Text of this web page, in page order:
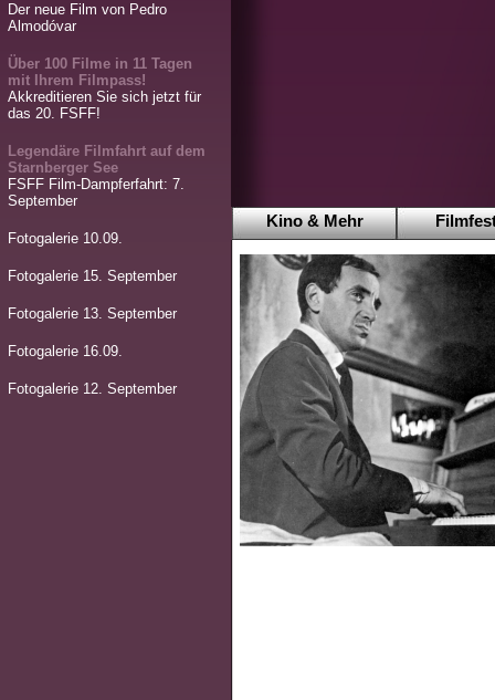
Der neue Film von Pedro
Almodóvar
Über 100 Filme in 11 Tagen
mit Ihrem Filmpass!
Akkreditieren Sie sich jetzt für
das 20. FSFF!
Legendäre Filmfahrt auf dem
Starnberger See
FSFF Film-Dampferfahrt: 7.
September
Fotogalerie 10.09.
Fotogalerie 15. September
Fotogalerie 13. September
Fotogalerie 16.09.
Fotogalerie 12. September
Kino & Mehr